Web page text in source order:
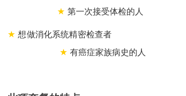
★ 第一次接受体检的人
★ 想做消化系统精密检查者
★ 有癌症家族病史的人